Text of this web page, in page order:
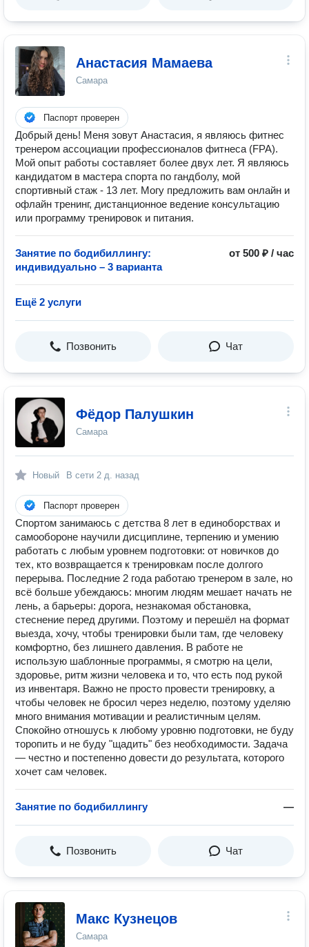
Анастасия Мамаева
Самара
Паспорт проверен
Добрый день! Меня зовут Анастасия, я являюсь фитнес
тренером ассоциации профессионалов фитнеса (FPA).
Мой опыт работы составляет более двух лет. Я являюсь
кандидатом в мастера спорта по гандболу, мой
спортивный стаж - 13 лет. Могу предложить вам онлайн и
офлайн тренинг, дистанционное ведение консультацию
или программу тренировок и питания.
Занятие по бодибиллингу:
индивидуально – 3 варианта
от 500 ₽ / час
Ещё 2 услуги
Позвонить Чат
Фёдор Палушкин
Самара
Новый В сети 2 д. назад
Паспорт проверен
Спортом занимаюсь с детства 8 лет в единоборствах и
самообороне научили дисциплине, терпению и умению
работать с любым уровнем подготовки: от новичков до
тех, кто возвращается к тренировкам после долгого
перерыва. Последние 2 года работаю тренером в зале, но
всё больше убеждаюсь: многим людям мешает начать не
лень, а барьеры: дорога, незнакомая обстановка,
стеснение перед другими. Поэтому и перешёл на формат
выезда, хочу, чтобы тренировки были там, где человеку
комфортно, без лишнего давления. В работе не
использую шаблонные программы, я смотрю на цели,
здоровье, ритм жизни человека и то, что есть под рукой
из инвентаря. Важно не просто провести тренировку, а
чтобы человек не бросил через неделю, поэтому уделяю
много внимания мотивации и реалистичным целям.
Спокойно отношусь к любому уровню подготовки, не буду
торопить и не буду "щадить" без необходимости. Задача
— честно и постепенно довести до результата, которого
хочет сам человек.
Занятие по бодибиллингу —
Позвонить Чат
Макс Кузнецов
Самара